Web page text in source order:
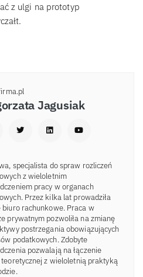
z ulgi na prototyp
Jagusiak
specjalista do spraw rozliczeń
z wieloletnim
pracy w organach
Przez kilka lat prowadziła
biuro rachunkowe. Praca w
prywatnym pozwoliła na zmianę
postrzegania obowiązujących
podatkowych. Zdobyte
pozwalają na łączenie
z wieloletnią praktyką